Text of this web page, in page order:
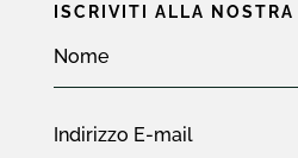
ISCRIVITI ALLA